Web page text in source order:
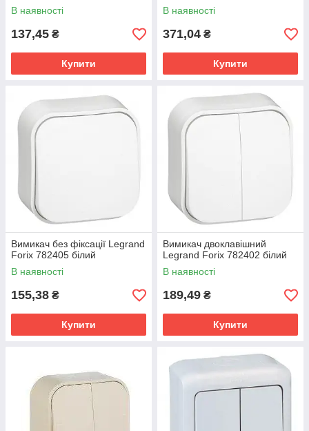
В наявності
137,45 ₴
Купити
В наявності
371,04 ₴
Купити
Вимикач без фіксації Legrand
Forix 782405 білий
В наявності
155,38 ₴
Купити
Вимикач двоклавішний
Legrand Forix 782402 білий
В наявності
189,49 ₴
Купити